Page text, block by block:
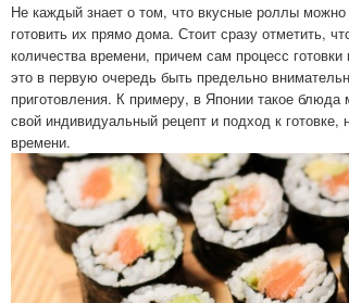
Не каждый знает о том, что вкусные роллы можно
готовить их прямо дома. Стоит сразу отметить,
количества времени, причем сам процесс
это в первую очередь быть предельно
приготовления. К примеру, в Японии такое
свой индивидуальный рецепт и подход к
времени.